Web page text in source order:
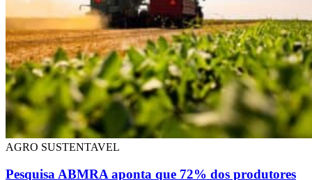
AGRO SUSTENTAVEL
Pesquisa ABMRA aponta que 72% dos produtores